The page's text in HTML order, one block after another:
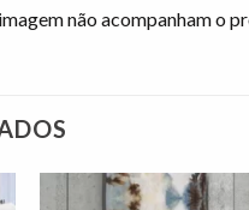
não acompanham o